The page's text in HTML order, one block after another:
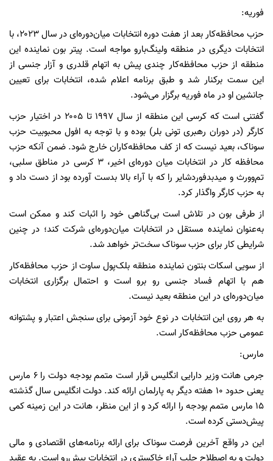
فوریه:
حزب محافظه‌کار بعد از هفت دوره انتخابات میان‌دوره‌ای در سال ۲۰۲۳، با
انتخابات دیگری در منطقه ولینگ‌بارو مواجه است. پیتر بون نماینده این
منطقه از حزب محافظه‌کار چندی پیش به اتهام قلدری و آزار جنسی از
این سمت برکنار شد و طبق برنامه اعلام شده، انتخابات برای تعیین
جانشین او در ماه فوریه برگزار می‌شود.
گفتنی است که کرسی این منطقه از سال ۱۹۹۷ تا ۲۰۰۵ در اختیار حزب
کارگر (در دوران رهبری تونی بلر) بوده و با توجه به افول محبوبیت حزب
سوناک، بعید نیست که از کف محافظه‌کاران خارج شود. ضمن آنکه حزب
محافظه کار در انتخابات میان دوره‌ای اخیر، ۳ کرسی در مناطق سلبی،
تم‌وورث و میدبدفوردشایر را که با آراء بالا بدست آورده بود از دست داد و
به حزب کارگر واگذار کرد.
از طرفی بون در تلاش است بی‌گناهی خود را اثبات کند و ممکن است
به‌عنوان نماینده مستقل در انتخابات میان‌دوره‌ای شرکت کند؛ در چنین
شرایطی کار برای حزب سوناک سخت‌تر خواهد شد.
از سویی اسکات بنتون نماینده منطقه بلک‌پول ساوت از حزب محافظه‌کار
هم با اتهام فساد جنسی رو برو است و احتمال برگزاری انتخابات
میان‌دوره‌ای در این منطقه بعید نیست.
به هر روی این انتخابات در نوع خود آزمونی برای سنجش اعتبار و پشتوانه
عمومی حزب محافظه‌کار است.
مارس:
جرمی هانت وزیر دارایی انگلیس قرار است متمم بودجه دولت را ۶ مارس
یعنی حدود ۱۰ هفته دیگر به پارلمان ارائه کند. دولت انگلیس سال گذشته
۱۵ مارس متمم بودجه را ارائه کرد و از این منظر، هانت در این زمینه کمی
پیش‌دستی کرده است.
این در واقع آخرین فرصت سوناک برای ارائه برنامه‌های اقتصادی و مالی